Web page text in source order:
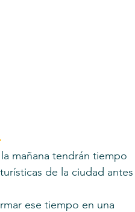
mañana tendrán tiempo
de la ciudad antes
ese tiempo en una